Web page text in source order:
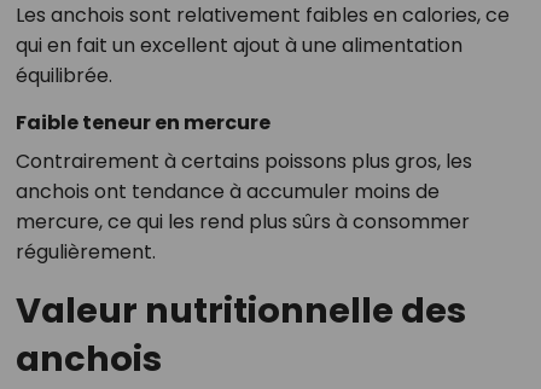
Les anchois sont relativement faibles en calories, ce
qui en fait un excellent ajout à une alimentation
équilibrée.
Faible teneur en mercure
Contrairement à certains poissons plus gros, les
anchois ont tendance à accumuler moins de
mercure, ce qui les rend plus sûrs à consommer
régulièrement.
Valeur nutritionnelle des
anchois